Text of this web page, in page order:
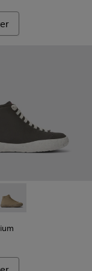
laine et viscose
- K400624-
Peu Stadium -